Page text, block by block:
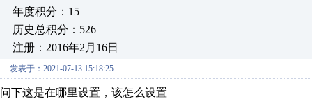
年度积分：15
历史总积分：526
注册：2016年2月16日
发表于：2021-07-13 15:18:25
问下这是在哪里设置，该怎么设置